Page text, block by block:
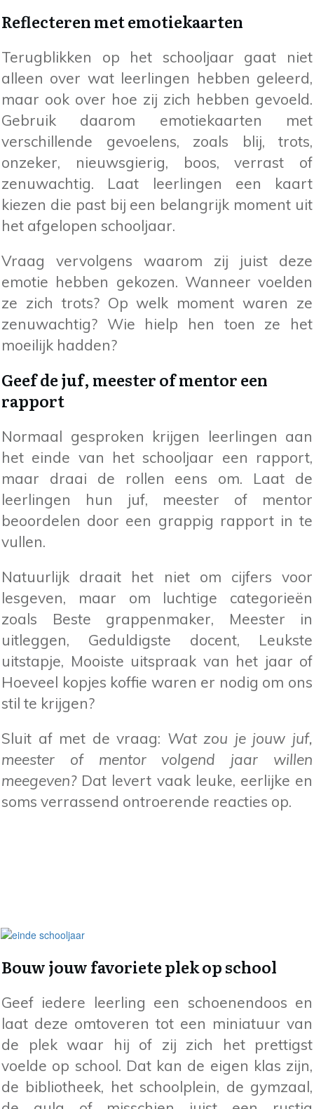
Reflecteren met emotiekaarten
Terugblikken op het schooljaar gaat niet
alleen over wat leerlingen hebben geleerd,
maar ook over hoe zij zich hebben gevoeld.
Gebruik daarom emotiekaarten met
verschillende gevoelens, zoals blij, trots,
onzeker, nieuwsgierig, boos, verrast of
zenuwachtig. Laat leerlingen een kaart
kiezen die past bij een belangrijk moment uit
het afgelopen schooljaar.
Vraag vervolgens waarom zij juist deze
emotie hebben gekozen. Wanneer voelden
ze zich trots? Op welk moment waren ze
zenuwachtig? Wie hielp hen toen ze het
moeilijk hadden?
Geef de juf, meester of mentor een
rapport
Normaal gesproken krijgen leerlingen aan
het einde van het schooljaar een rapport,
maar draai de rollen eens om. Laat de
leerlingen hun juf, meester of mentor
beoordelen door een grappig rapport in te
vullen.
Natuurlijk draait het niet om cijfers voor
lesgeven, maar om luchtige categorieën
zoals Beste grappenmaker, Meester in
uitleggen, Geduldigste docent, Leukste
uitstapje, Mooiste uitspraak van het jaar of
Hoeveel kopjes koffie waren er nodig om ons
stil te krijgen?
Sluit af met de vraag: Wat zou je jouw juf,
meester of mentor volgend jaar willen
meegeven?Dat levert vaak leuke, eerlijke en
soms verrassend ontroerende reacties op.
Bouw jouw favoriete plek op school
Geef iedere leerling een schoenendoos en
laat deze omtoveren tot een miniatuur van
de plek waar hij of zij zich het prettigst
voelde op school. Dat kan de eigen klas zijn,
de bibliotheek, het schoolplein, de gymzaal,